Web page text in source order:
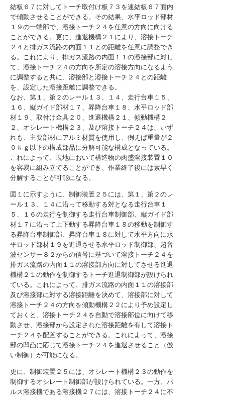
結板６７に対してトーチ取付け板７３を連結板６７面内
で傾動させることができる。その結果、水平ロッド部材
１９の一端部で、溶接トーチ２４を任意の方向に向ける
ことができる。更に、進退機構２１により、溶接トーチ
２４と排ガス流路の内面１１との距離を任意に調整でき
る。これにより、排ガス流路の内面１１の溶接部に対し
て、溶接トーチ２４の方向を所定の溶接方向になるよう
に調整すると共に、溶接部と溶接トーチ２４との距離
を、設定した溶接距離に調整できる。
なお、第１、第２のレール１３、１４、走行台車１５、
１６、縦ガイド部材１７、昇降台車１８、水平ロッド部
材１９、取付け金具２０、進退機構２１、傾動機構２
２、オシレート機構２３、及び溶接トーチ２４は、いず
れも、主要部材にアルミ材質を使用し、例えば重量が２
０ｋｇ以下の構成部品に分解可能な構成となっている。
これによって、現地において構造物の肉盛溶接装置１０
を容易に組み立てることができ、作業終了後には素早く
分解することが可能になる。
図１に示すように、制御装置２５には、第１、第２のレ
ール１３、１４に沿って移動する対となる走行台車１
５、１６の走行を制御する走行台車制御部、縦ガイド部
材１７に沿って上下動する昇降台車１８の移動を制御す
る昇降台車制御部、昇降台車１８に対して水平方向に水
平ロッド部材１９を進退させる水平ロッド制御部、超音
波センサー８２からの信号に基づいて溶接トーチ２４を
排ガス流路の内面１１の溶接部方向に対してさせる進退
機構２１の動作を制御するトーチ進退制御部が設けられ
ている。これによって、排ガス流路の内面１１の溶接部
及び溶接部に対する溶接距離を決めて、溶接部に対して
溶接トーチ２４の方向を傾動機構２２により予め設定し
ておくと、溶接トーチ２４を自動で溶接部位に向けて移
動させ、溶接部から設定された溶接距離を有して溶接ト
ーチ２４を配置することができる。これによって、溶接
部の凹凸に応じて溶接トーチ２４を進退させること（倣
い制御）が可能になる。
更に、制御装置２５には、オシレート機構２３の動作を
制御するオシレート制御部が設けられている。一方、パ
ルス溶接機である溶接機２７には、溶接トーチ２４に不